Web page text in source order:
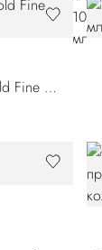
Маленький фарфоровый слон Gold Fine Paisley